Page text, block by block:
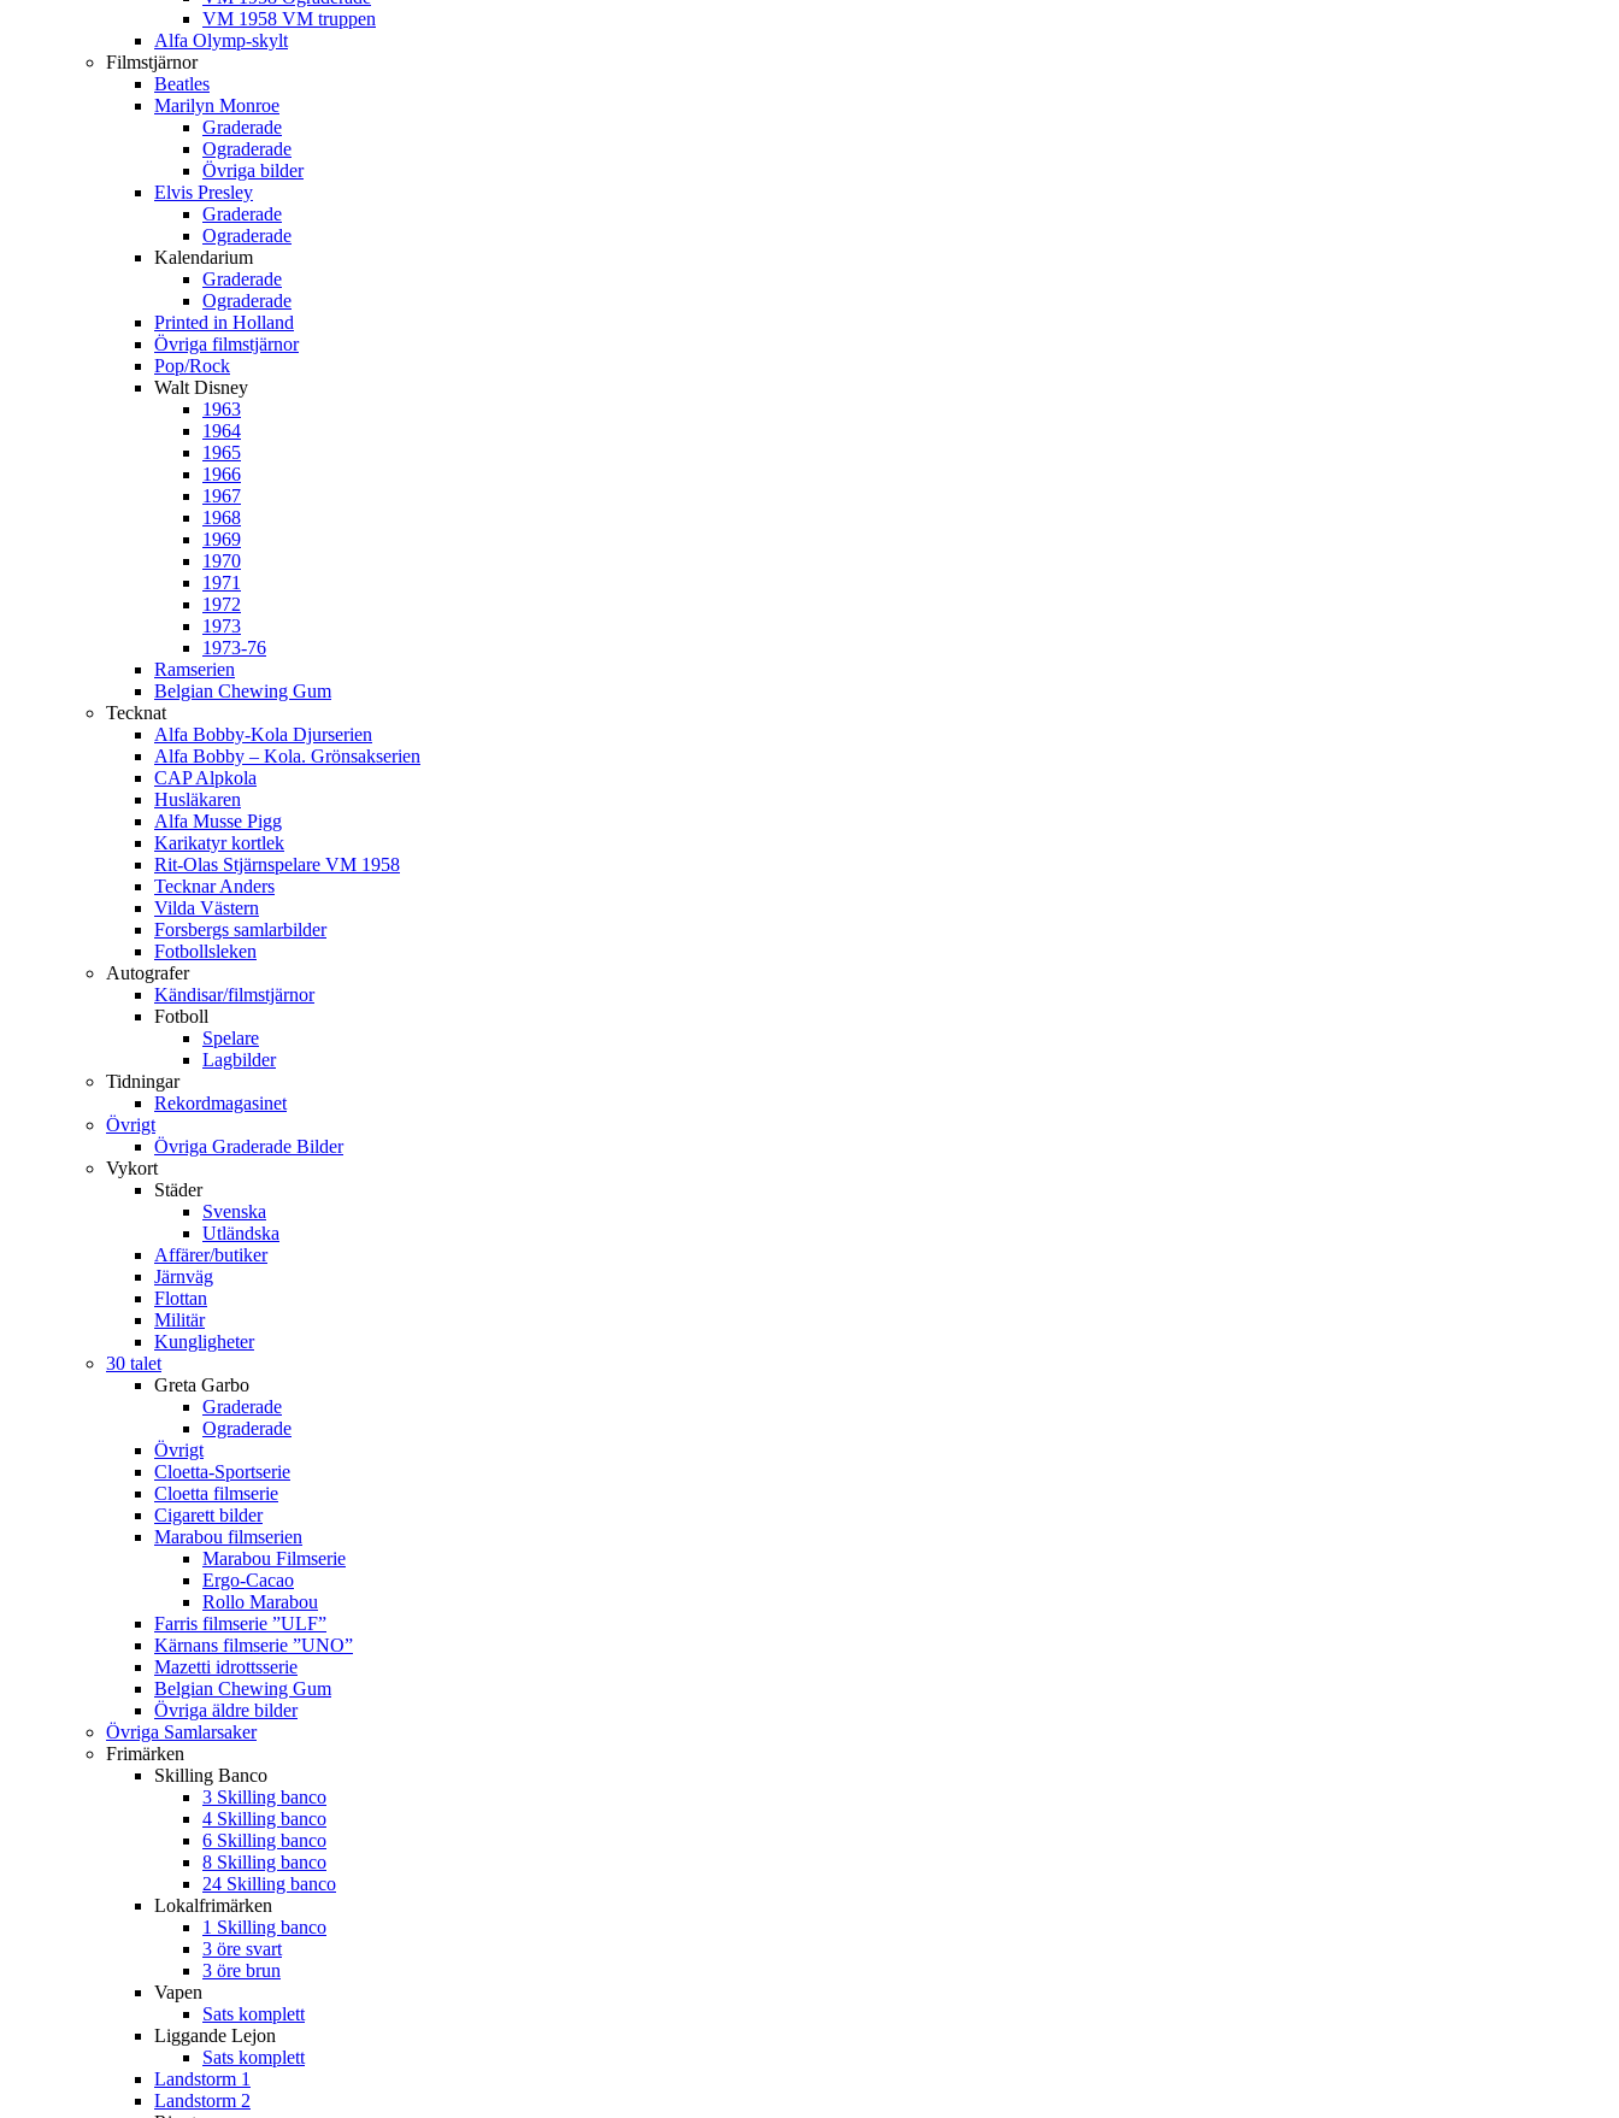
VM 1958 VM truppen
Alfa Olymp-skylt
Filmstjärnor
Beatles
Marilyn Monroe
Graderade
Ograderade
Övriga bilder
Elvis Presley
Graderade
Ograderade
Kalendarium
Graderade
Ograderade
Printed in Holland
Övriga filmstjärnor
Pop/Rock
Walt Disney
1963
1964
1965
1966
1967
1968
1969
1970
1971
1972
1973
1973-76
Ramserien
Belgian Chewing Gum
Tecknat
Alfa Bobby-Kola Djurserien
Alfa Bobby – Kola. Grönsakserien
CAP Alpkola
Husläkaren
Alfa Musse Pigg
Karikatyr kortlek
Rit-Olas Stjärnspelare VM 1958
Tecknar Anders
Vilda Västern
Forsbergs samlarbilder
Fotbollsleken
Autografer
Kändisar/filmstjärnor
Fotboll
Spelare
Lagbilder
Tidningar
Rekordmagasinet
Övrigt
Övriga Graderade Bilder
Vykort
Städer
Svenska
Utländska
Affärer/butiker
Järnväg
Flottan
Militär
Kungligheter
30 talet
Greta Garbo
Graderade
Ograderade
Övrigt
Cloetta-Sportserie
Cloetta filmserie
Cigarett bilder
Marabou filmserien
Marabou Filmserie
Ergo-Cacao
Rollo Marabou
Farris filmserie ”ULF”
Kärnans filmserie ”UNO”
Mazetti idrottsserie
Belgian Chewing Gum
Övriga äldre bilder
Övriga Samlarsaker
Frimärken
Skilling Banco
3 Skilling banco
4 Skilling banco
6 Skilling banco
8 Skilling banco
24 Skilling banco
Lokalfrimärken
1 Skilling banco
3 öre svart
3 öre brun
Vapen
Sats komplett
Liggande Lejon
Sats komplett
Landstorm 1
Landstorm 2